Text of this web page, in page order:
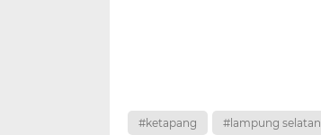
#ketapang #lampung selatan